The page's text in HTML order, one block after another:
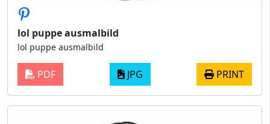
lol puppe ausmalbild
lol puppe ausmalbild
PDF JPG PRINT